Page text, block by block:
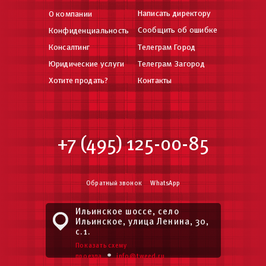
О компании
Конфиденциальность
Консалтинг
Юридические услуги
Хотите продать?
Написать директору
Сообщить об ошибке
Телеграм Город
Телеграм Загород
Контакты
+7 (495) 125-00-85
Обратный звонок WhatsApp
Ильинское шоссе, село
Ильинское, улица Ленина, 30,
с.1.
Показать схему
проезда•info@tweed.ru